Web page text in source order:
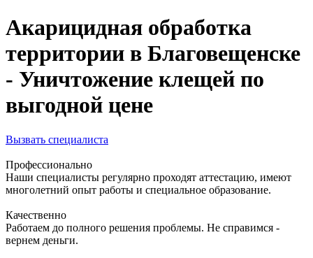
Акарицидная обработка
территории в Благовещенске
- Уничтожение клещей по
выгодной цене
Вызвать специалиста
Профессионально
Наши специалисты регулярно проходят аттестацию, имеют
многолетний опыт работы и специальное образование.
Качественно
Работаем до полного решения проблемы. Не справимся -
вернем деньги.